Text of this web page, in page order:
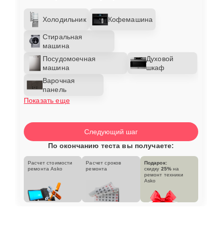
Холодильник Кофемашина
Стиральная
машина
Посудомоечная
машина
Духовой
шкаф
Варочная
панель
Показать еще
Следующий шаг
По окончанию теста вы получаете:
Расчет стоимости
ремонта Asko
Расчет сроков
ремонта
Подарок:
скидку 25% на
ремонт техники
Asko